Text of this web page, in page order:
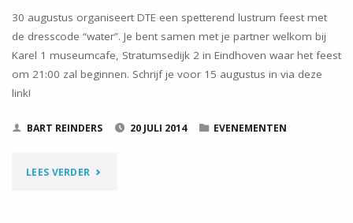
30 augustus organiseert DTE een spetterend lustrum feest met
de dresscode “water”. Je bent samen met je partner welkom bij
Karel 1 museumcafe, Stratumsedijk 2 in Eindhoven waar het feest
om 21:00 zal beginnen. Schrijf je voor 15 augustus in via deze
link!
BART REINDERS 20 JULI 2014 EVENEMENTEN
LEES VERDER "SPETTEREND